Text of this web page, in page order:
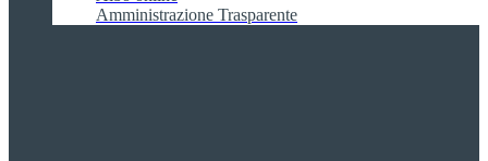
Amministrazione Trasparente